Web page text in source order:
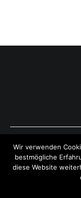
Copyright © 2026
Theme:Cenote by
Wir verwenden
bestmögliche
diese Website